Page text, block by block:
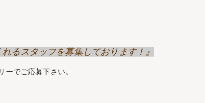
るスタッフを募集しております！』
ーでご応募下さい。